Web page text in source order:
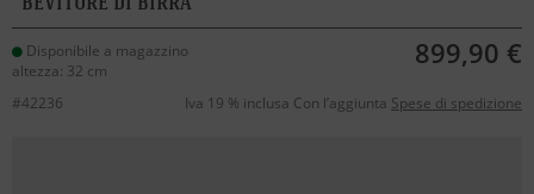
Disponibile a magazzino
altezza: 32 cm
899,90 €
#42236 Iva 19 % inclusa Con l’aggiunta Spese di spedizione